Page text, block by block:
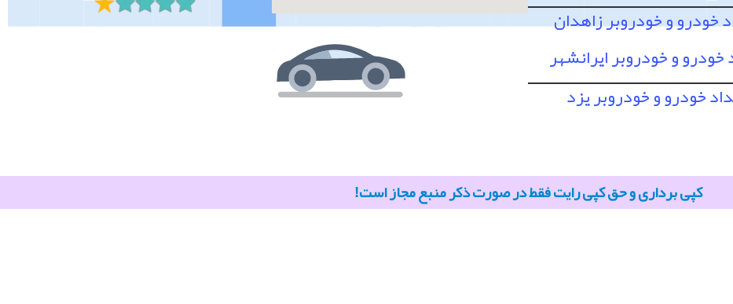
خودرو و خودروبر زاهدان
خودرو و خودروبر ایرانشهر
خودرو و خودروبر یزد
کپی برداری و حق کپی رایت فقط در صورت ذکر منبع مجاز است!